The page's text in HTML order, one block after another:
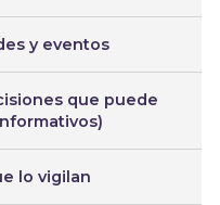
y eventos
que puede
lo vigilan